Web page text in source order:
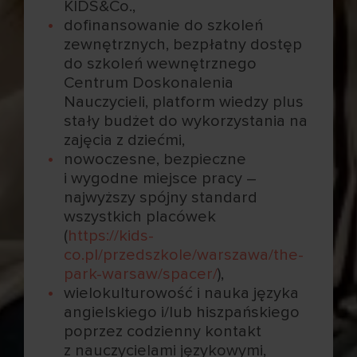
KIDS&Co.,
dofinansowanie do szkoleń
zewnętrznych, bezpłatny dostęp
do szkoleń wewnętrznego
Centrum Doskonalenia
Nauczycieli, platform wiedzy plus
stały budżet do wykorzystania na
zajęcia z dziećmi,
nowoczesne, bezpieczne
i wygodne miejsce pracy –
najwyższy spójny standard
wszystkich placówek
(https://kids-
co.pl/przedszkole/warszawa/the-
park-warsaw/spacer/),
wielokulturowość i nauka języka
angielskiego i/lub hiszpańskiego
poprzez codzienny kontakt
z nauczycielami językowymi,